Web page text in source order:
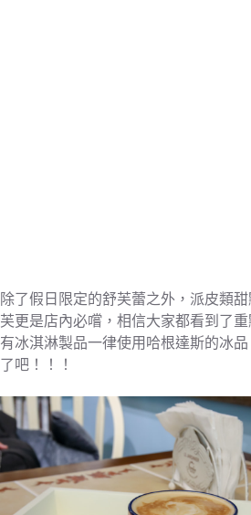
除了假日限定的舒芙蕾之外，派皮類
芙更是店內必嚐，相信大家都看到了
有冰淇淋製品一律使用哈根達斯的冰
了吧！！！